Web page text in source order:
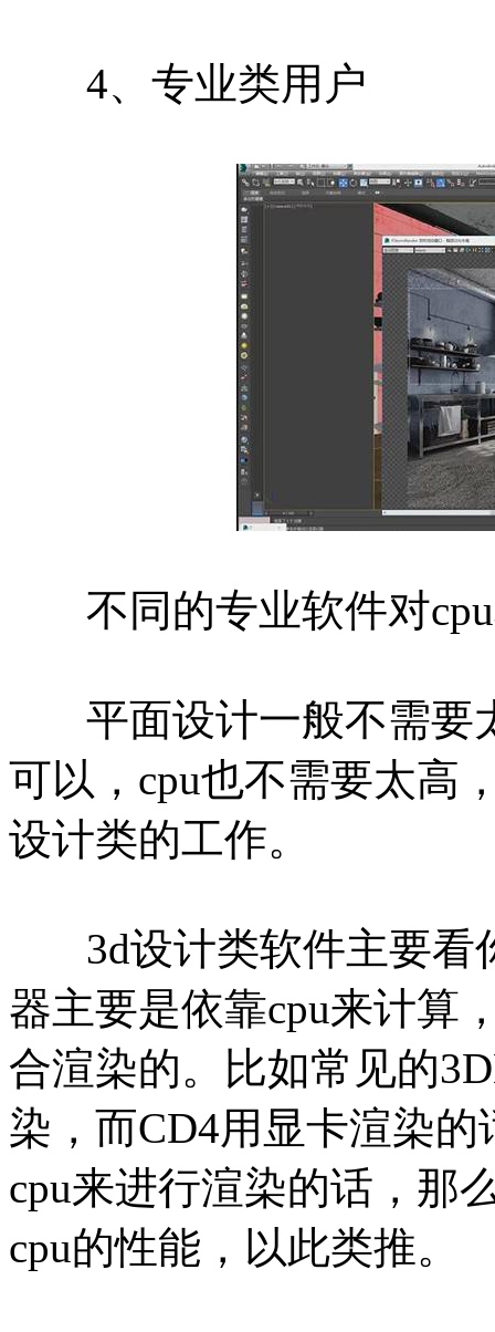
4、专业类用户
不同的专业软件对cpu
平面设计一般不需要
可以，cpu也不需要太高
设计类的工作。
3d设计类软件主要看
器主要是依靠cpu来计算
合渲染的。比如常见的
染，而CD4用显卡渲染
cpu来进行渲染的话，那
cpu的性能，以此类推。